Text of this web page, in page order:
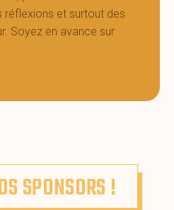
réflexions et surtout des
Soyez en avance sur
SPONSORS !